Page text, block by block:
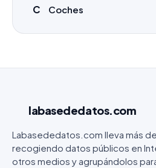
C Coches
labasededatos.com
Labasededatos.com lleva más
recogiendo datos públicos en
otros medios y agrupándolos